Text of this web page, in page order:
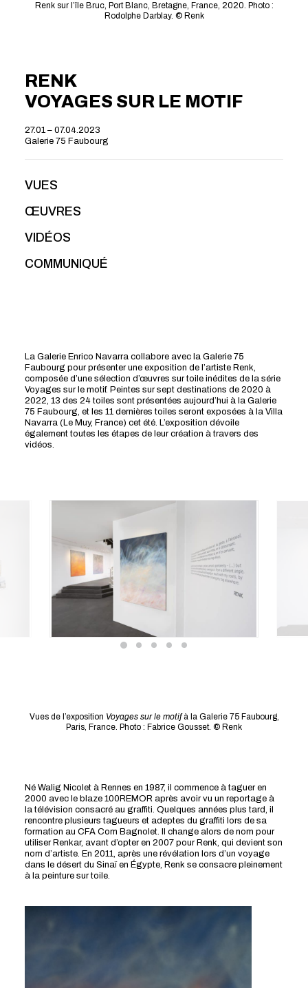
Renk sur l’île Bruc, Port Blanc, Bretagne, France, 2020. Photo :
Rodolphe Darblay. © Renk
RENK
VOYAGES SUR LE MOTIF
27.01 – 07.04.2023
Galerie 75 Faubourg
VUES
ŒUVRES
VIDÉOS
COMMUNIQUÉ
La Galerie Enrico Navarra collabore avec la Galerie 75
Faubourg pour présenter une exposition de l’artiste Renk,
composée d’une sélection d’œuvres sur toile inédites de la série
Voyages sur le motif. Peintes sur sept destinations de 2020 à
2022, 13 des 24 toiles sont présentées aujourd’hui à la Galerie
75 Faubourg, et les 11 dernières toiles seront exposées à la Villa
Navarra (Le Muy, France) cet été. L’exposition dévoile
également toutes les étapes de leur création à travers des
vidéos.
Vues de l’exposition Voyages sur le motifà la Galerie 75 Faubourg,
Paris, France. Photo : Fabrice Gousset. © Renk
Né Walig Nicolet à Rennes en 1987, il commence à taguer en
2000 avec le blaze 100REMOR après avoir vu un reportage à
la télévision consacré au graffiti. Quelques années plus tard, il
rencontre plusieurs tagueurs et adeptes du graffiti lors de sa
formation au CFA Com Bagnolet. Il change alors de nom pour
utiliser Renkar, avant d’opter en 2007 pour Renk, qui devient son
nom d’artiste. En 2011, après une révélation lors d’un voyage
dans le désert du Sinaï en Égypte, Renk se consacre pleinement
à la peinture sur toile.